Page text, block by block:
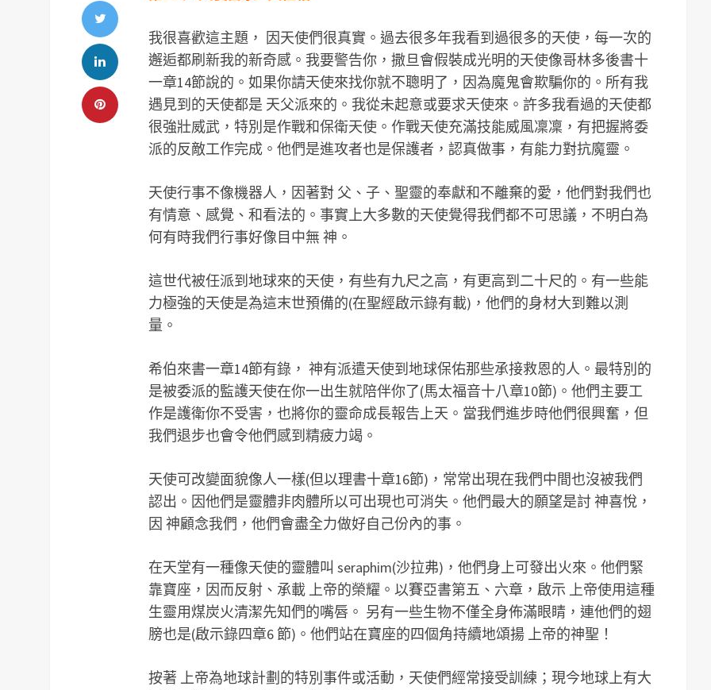
我很喜歡這主題， 因天使們很真實。過去很多年我看到過很多的天使，每一次的
邂逅都刷新我的新奇感。我要警告你，撒旦會假裝成光明的天使像哥林多後書十
一章14節說的。如果你請天使來找你就不聰明了，因為魔鬼會欺騙你的。所有我
遇見到的天使都是 天父派來的。我從未起意或要求天使來。許多我看過的天使都
很強壯威武，特別是作戰和保衛天使。作戰天使充滿技能威風凜凜，有把握將委
派的反敵工作完成。他們是進攻者也是保護者，認真做事，有能力對抗魔靈。
天使行事不像機器人，因著對 父、子、聖靈的奉獻和不離棄的愛，他們對我們也
有情意、感覺、和看法的。事實上大多數的天使覺得我們都不可思議，不明白為
何有時我們行事好像目中無 神。
這世代被任派到地球來的天使，有些有九尺之高，有更高到二十尺的。有一些能
力極強的天使是為這末世預備的(在聖經啟示錄有載)，他們的身材大到難以測
量。
希伯來書一章14節有錄， 神有派遣天使到地球保佑那些承接救恩的人。最特別的
是被委派的監護天使在你一出生就陪伴你了(馬太福音十八章10節)。他們主要工
作是護衛你不受害，也將你的靈命成長報告上天。當我們進步時他們很興奮，但
我們退步也會令他們感到精疲力竭。
天使可改變面貌像人一樣(但以理書十章16節)，常常出現在我們中間也沒被我們
認出。因他們是靈體非肉體所以可出現也可消失。他們最大的願望是討 神喜悅，
因 神顧念我們，他們會盡全力做好自己份內的事。
在天堂有一種像天使的靈體叫 seraphim(沙拉弗)，他們身上可發出火來。他們緊
靠寶座，因而反射、承載 上帝的榮耀。以賽亞書第五、六章，啟示 上帝使用這種
生靈用煤炭火清潔先知們的嘴唇。 另有一些生物不僅全身佈滿眼睛，連他們的翅
膀也是(啟示錄四章6 節)。他們站在寶座的四個角持續地頌揚 上帝的神聖！
按著 上帝為地球計劃的特別事件或活動，天使們經常接受訓練；現今地球上有大